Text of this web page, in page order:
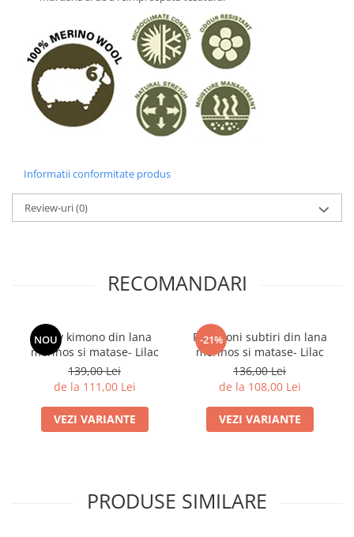
Informatii conformitate produs
Review-uri(0)
RECOMANDARI
NOU
Body kimono din lana
merinos si matase- Lilac
139,00 Lei
de la 111,00 Lei
VEZI VARIANTE
-21%
Pantaloni subtiri din lana
merinos si matase- Lilac
136,00 Lei
de la 108,00 Lei
VEZI VARIANTE
PRODUSE SIMILARE